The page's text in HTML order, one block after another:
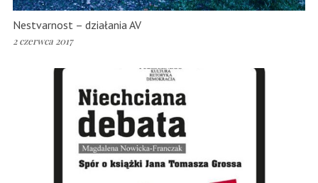
Nestvarnost – działania AV
2 czerwca 2017